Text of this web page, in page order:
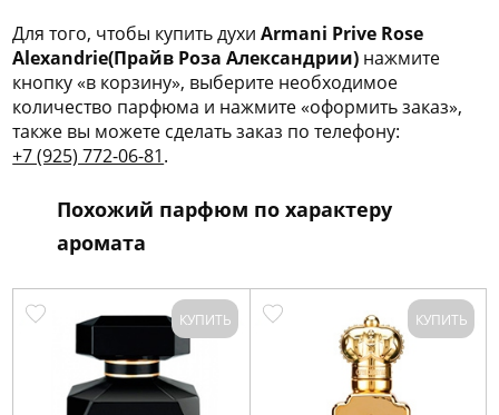
Для того, чтобы купить духиArmani Prive Rose
Alexandrie(Прайв Роза Александрии) нажмите
кнопку «в корзину», выберите необходимое
количество парфюма и нажмите «оформить заказ»,
также вы можете сделать заказ по телефону:
+7 (925) 772-06-81.
Похожий парфюм по характеру
аромата
КУПИТЬ КУПИТЬ